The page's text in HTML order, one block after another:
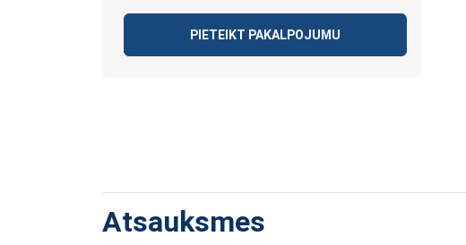
PIETEIKT PAKALPOJUMU
Atsauksmes